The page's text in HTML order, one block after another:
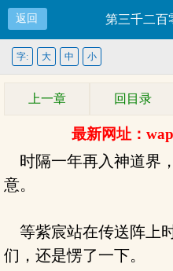
返回 第三千二百
字: 大 中 小
上一章 回目录
最新网址：
时隔一年再入神道界
意。
等紫宸站在传送阵上
们，还是愣了一下。